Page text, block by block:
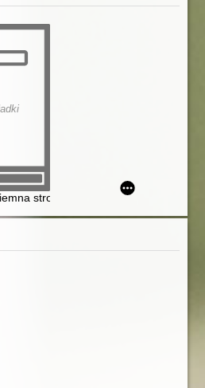
młodzieżystrona nowych mediów